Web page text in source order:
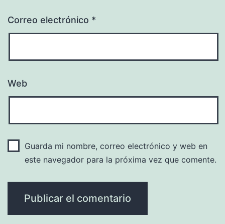
Correo electrónico *
Web
Guarda mi nombre, correo electrónico y web en
este navegador para la próxima vez que comente.